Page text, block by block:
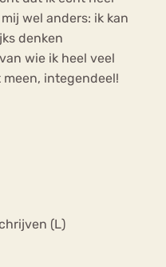
wel anders: ik kan
denken
wie ik heel veel
integendeel!
(L)